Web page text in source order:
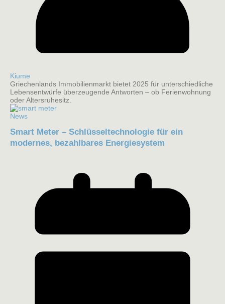
Kiume
Griechenlands Immobilienmarkt bietet 2025 für unterschiedliche
Lebensentwürfe überzeugende Antworten – ob Ferienwohnung
oder Altersruhesitz.
News
Smart Meter – Schlüsseltechnologie für ein
modernes, bezahlbares Energiesystem